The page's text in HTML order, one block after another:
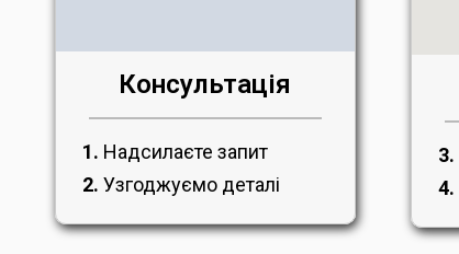
Консультація
1. Надсилаєте запит
2. Узгоджуємо деталі
3.
4.